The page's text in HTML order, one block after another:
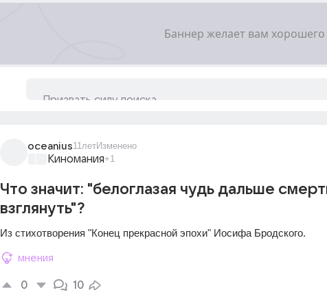
oceanius11летИзменено
Киномания+1
Что значит: "белоглазая чудь дальше
взглянуть"?
Из стихотворения "Конец прекрасной эпохи" Иосифа Бродского.
мнения
0 10